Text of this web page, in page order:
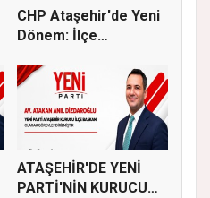
CHP Ataşehir'de Yeni
Dönem: İlçe
ATAŞEHİR'DE YENİ
PARTİ'NİN KURUCU